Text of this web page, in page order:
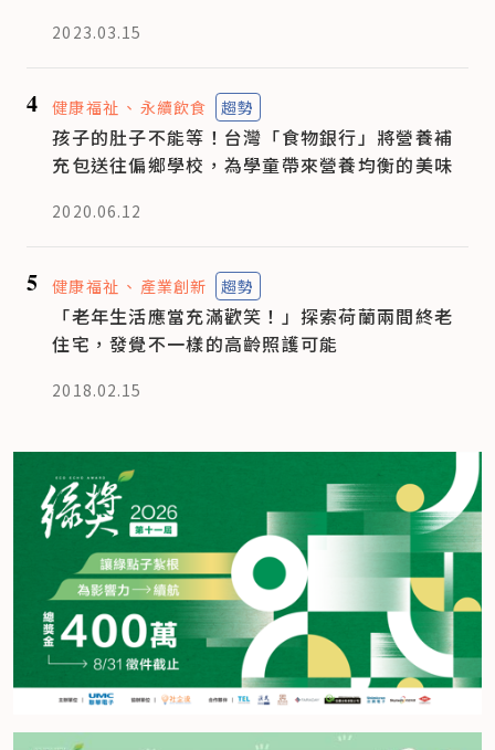
2023.03.15
4 健康福祉 永續飲食 趨勢
孩子的肚子不能等！台灣「食物銀行」將營養補
充包送往偏鄉學校，為學童帶來營養均衡的美味
2020.06.12
5 健康福祉 產業創新 趨勢
「老年生活應當充滿歡笑！」探索荷蘭兩間終老
住宅，發覺不一樣的高齡照護可能
2018.02.15